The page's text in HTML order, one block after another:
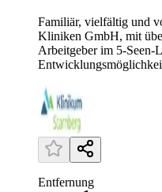
Familiär, vielfältig und
Kliniken GmbH, mit
Arbeitgeber im 5-Seen-
Entfernung